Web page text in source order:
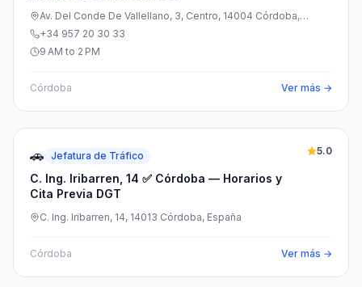
Av. Del Conde De Vallellano, 3, Centro, 14004 Córdoba,
España
+34 957 20 30 33
9 AM to 2 PM
Córdoba Ver más →
🚗 Jefatura de Tráfico
C. Ing. Iribarren, 14 ✅ Córdoba — Horarios y
Cita Previa DGT
5.0
C. Ing. Iribarren, 14, 14013 Córdoba, España
Córdoba Ver más →